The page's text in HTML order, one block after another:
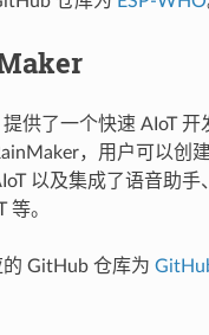
供了一个快速 AIoT 开
，用户可以创
以及集成了语音助手
等。
GitHub 仓库为